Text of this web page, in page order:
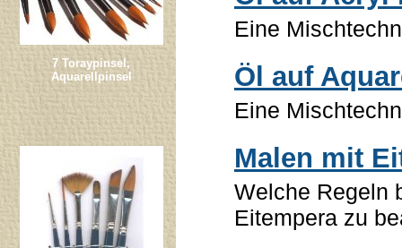
7 Toraypinsel,
Aquarellpinsel
Eine
Öl auf
Eine
Malen mit
Welche Regeln
Eitempera zu